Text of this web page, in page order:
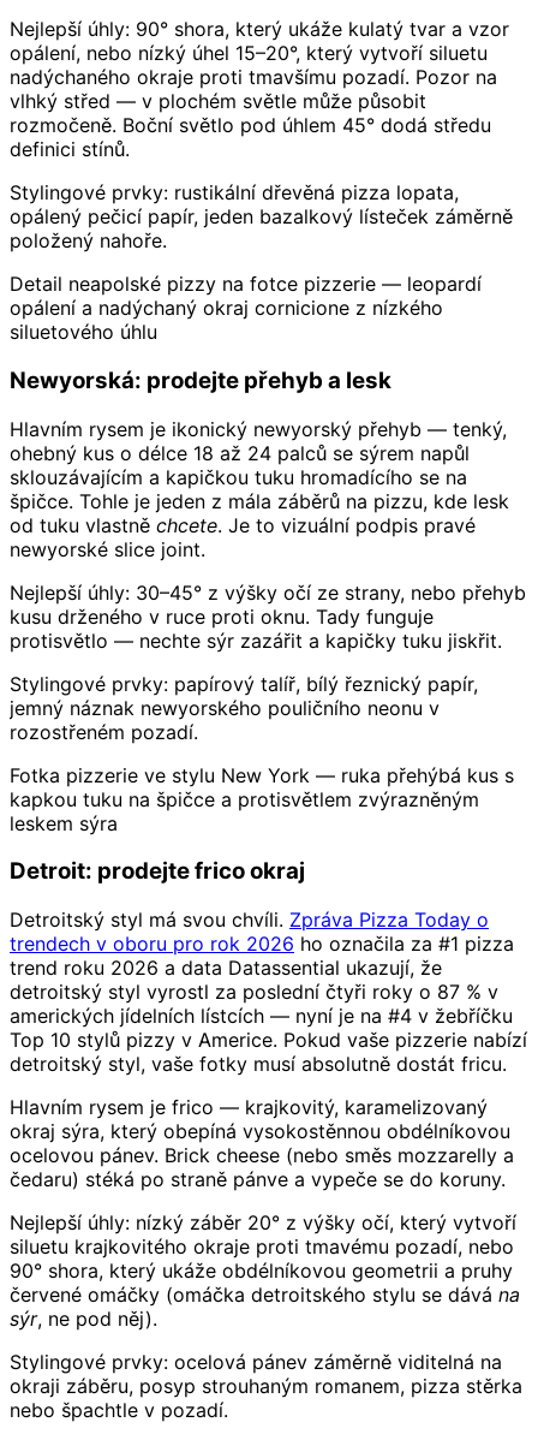
Nejlepší úhly: 90° shora, který ukáže kulatý tvar a vzor
opálení, nebo nízký úhel 15–20°, který vytvoří siluetu
nadýchaného okraje proti tmavšímu pozadí. Pozor na
vlhký střed — v plochém světle může působit
rozmočeně. Boční světlo pod úhlem 45° dodá středu
definici stínů.
Stylingové prvky: rustikální dřevěná pizza lopata,
opálený pečicí papír, jeden bazalkový lísteček záměrně
položený nahoře.
Detail neapolské pizzy na fotce pizzerie — leopardí
opálení a nadýchaný okraj cornicione z nízkého
siluetového úhlu
Newyorská: prodejte přehyb a lesk
Hlavním rysem je ikonický newyorský přehyb — tenký,
ohebný kus o délce 18 až 24 palců se sýrem napůl
sklouzávajícím a kapičkou tuku hromadícího se na
špičce. Tohle je jeden z mála záběrů na pizzu, kde lesk
od tuku vlastně chcete. Je to vizuální podpis pravé
newyorské slice joint.
Nejlepší úhly: 30–45° z výšky očí ze strany, nebo přehyb
kusu drženého v ruce proti oknu. Tady funguje
protisvětlo — nechte sýr zazářit a kapičky tuku jiskřit.
Stylingové prvky: papírový talíř, bílý řeznický papír,
jemný náznak newyorského pouličního neonu v
rozostřeném pozadí.
Fotka pizzerie ve stylu New York — ruka přehýbá kus s
kapkou tuku na špičce a protisvětlem zvýrazněným
leskem sýra
Detroit: prodejte frico okraj
Detroitský styl má svou chvíli. Zpráva Pizza Today o
trendech v oboru pro rok 2026 ho označila za #1 pizza
trend roku 2026 a data Datassential ukazují, že
detroitský styl vyrostl za poslední čtyři roky o 87 % v
amerických jídelních lístcích — nyní je na #4 v žebříčku
Top 10 stylů pizzy v Americe. Pokud vaše pizzerie nabízí
detroitský styl, vaše fotky musí absolutně dostát fricu.
Hlavním rysem je frico — krajkovitý, karamelizovaný
okraj sýra, který obepíná vysokostěnnou obdélníkovou
ocelovou pánev. Brick cheese (nebo směs mozzarelly a
čedaru) stéká po straně pánve a vypeče se do koruny.
Nejlepší úhly: nízký záběr 20° z výšky očí, který vytvoří
siluetu krajkovitého okraje proti tmavému pozadí, nebo
90° shora, který ukáže obdélníkovou geometrii a pruhy
červené omáčky (omáčka detroitského stylu se dává na
sýr, ne pod něj).
Stylingové prvky: ocelová pánev záměrně viditelná na
okraji záběru, posyp strouhaným romanem, pizza stěrka
nebo špachtle v pozadí.